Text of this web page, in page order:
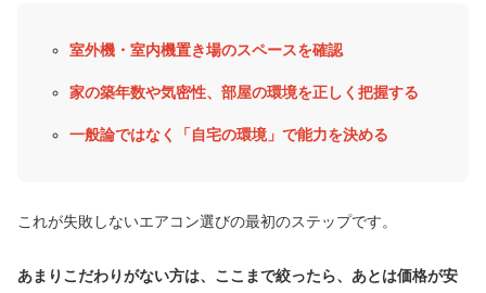
室外機・室内機置き場のスペースを確認
家の築年数や気密性、部屋の環境を正しく把握する
一般論ではなく「自宅の環境」で能力を決める
これが失敗しないエアコン選びの最初のステップです。
あまりこだわりがない方は、ここまで絞ったら、あとは価格が安